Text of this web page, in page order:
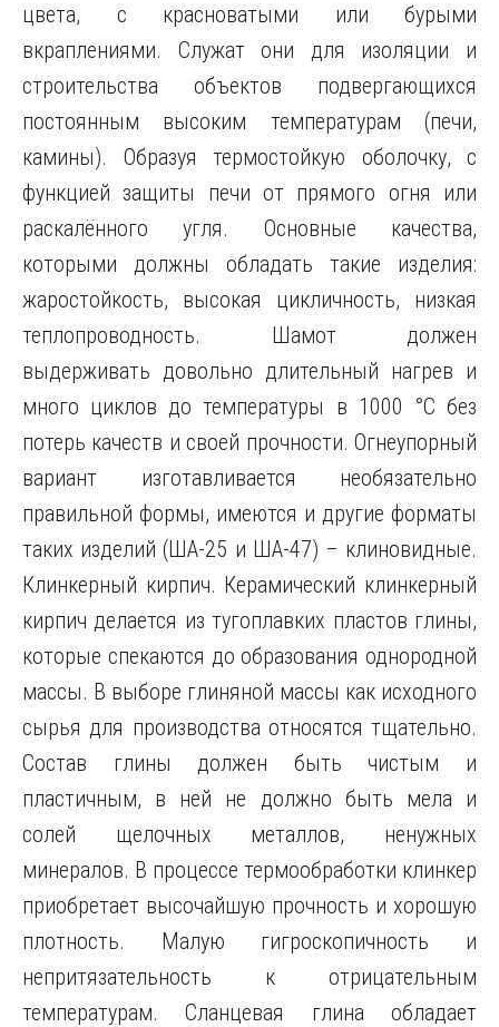
цвета, с красноватыми или бурыми
вкраплениями. Служат они для изоляции и
строительства объектов подвергающихся
постоянным высоким температурам (печи,
камины). Образуя термостойкую оболочку, с
функцией защиты печи от прямого огня или
раскалённого угля. Основные качества,
которыми должны обладать такие изделия:
жаростойкость, высокая цикличность, низкая
теплопроводность. Шамот должен
выдерживать довольно длительный нагрев и
много циклов до температуры в 1000 °C без
потерь качеств и своей прочности. Огнеупорный
вариант изготавливается необязательно
правильной формы, имеются и другие форматы
таких изделий (ША-25 и ША-47) – клиновидные.
Клинкерный кирпич. Керамический клинкерный
кирпич делается из тугоплавких пластов глины,
которые спекаются до образования однородной
массы. В выборе глиняной массы как исходного
сырья для производства относятся тщательно.
Состав глины должен быть чистым и
пластичным, в ней не должно быть мела и
солей щелочных металлов, ненужных
минералов. В процессе термообработки клинкер
приобретает высочайшую прочность и хорошую
плотность. Малую гигроскопичность и
непритязательность к отрицательным
температурам. Сланцевая глина обладает